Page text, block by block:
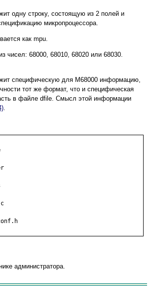
одну строку, состоящую из 2 полей и
микропроцессора.
как mpu.
чисел: 68000, 68010, 68020 или 68030.
специфическую для M68000 информацию,
тот же формат, что и специфическая
в файле dfile. Смысл этой информации
.
администратора.